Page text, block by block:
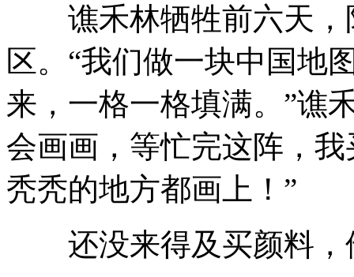
谯禾林牺牲前六天，
区。“我们做一块中国地
来，一格一格填满。”谯
会画画，等忙完这阵，
秃秃的地方都画上！”
还没来得及买颜料，